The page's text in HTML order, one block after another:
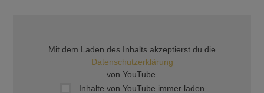
Mit dem Laden des Inhalts akzeptierst du die
Datenschutzerklärung
von YouTube.
Inhalte von YouTube immer laden